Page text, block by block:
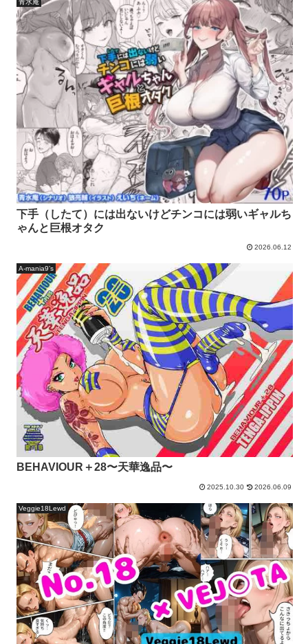
青水庵
下手（したて）には出ないけどチンコには弱いギャルち
ゃんと巨根オタク
2026.06.12
A-mania9’s
BEHAVIOUR＋28〜天華逸品〜
2025.10.30 2026.06.09
Veggie18Lewd